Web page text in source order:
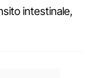
intestinale,